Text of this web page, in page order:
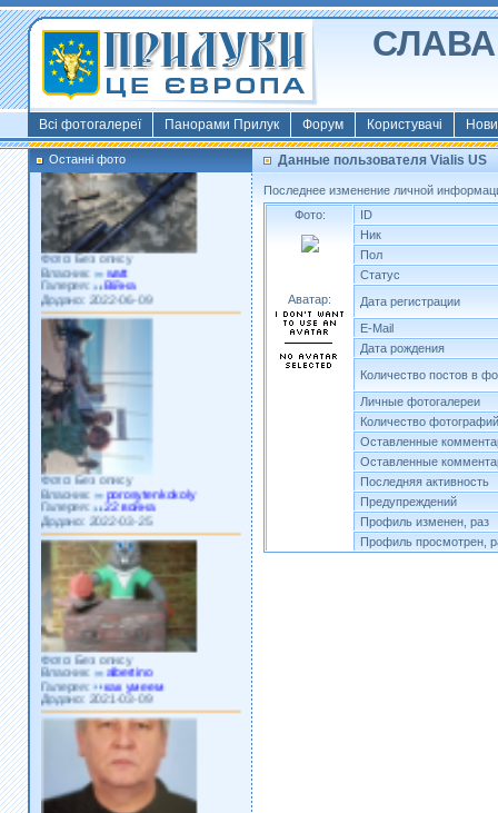
СЛАВА
Всі фотогалереї Панорами Прилук Форум Користувачі
Останні фото
Фото: Київ 2022
Власник:
morsresistis
Галерея:
Templates
Додано: 2022-11-13
Фото: Без опису
Власник:
watt
Галерея:
Війна
Додано: 2022-06-09
Фото: Без опису
Власник:
porosytenkokoly
Галерея:
22 война
Додано: 2022-03-25
Фото: Без опису
Власник:
albertino
Галерея:
как умеем
Додано: 2021-03-09
Данные пользователя Vialis US
Последнее изменение личной
Фото:
Аватар:
ID
Ник
Пол
Статус
Дата регистрации
E-Mail
Дата рождения
Количество постов в
Личные фотогалереи
Количество фотографий
Оставленные
Оставленные
Последняя активность
Предупреждений
Профиль изменен, раз
Профиль просмотрен,